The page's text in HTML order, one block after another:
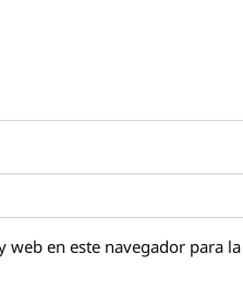
en este navegador para